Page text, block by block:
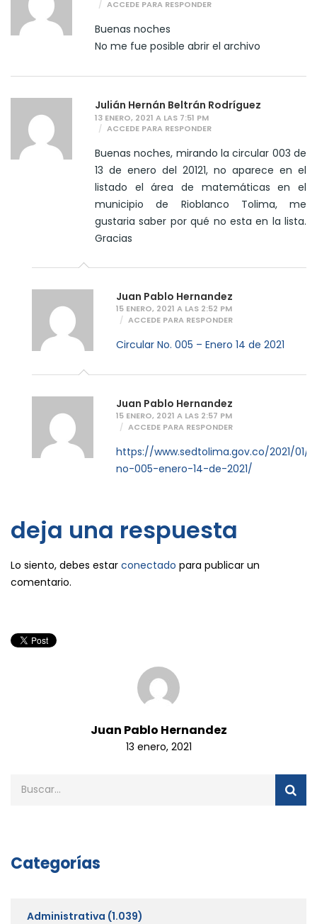
ACCEDE PARA RESPONDER
Buenas noches
No me fue posible abrir el archivo
Julián Hernán Beltrán Rodríguez
13 ENERO, 2021 A LAS 7:51 PM
ACCEDE PARA RESPONDER
Buenas noches, mirando la circular 003 de
13 de enero del 20121, no aparece en el
listado el área de matemáticas en el
municipio de Rioblanco Tolima, me
gustaria saber por qué no esta en la lista.
Gracias
Juan Pablo Hernandez
15 ENERO, 2021 A LAS 2:52 PM
ACCEDE PARA RESPONDER
Circular No. 005 – Enero 14 de 2021
Juan Pablo Hernandez
15 ENERO, 2021 A LAS 2:57 PM
ACCEDE PARA RESPONDER
https://www.sedtolima.gov.co/2021/01/
no-005-enero-14-de-2021/
deja una respuesta
Lo siento, debes estar conectado para publicar un
comentario.
Juan Pablo Hernandez
13 enero, 2021
Categorías
Administrativa (1.039)